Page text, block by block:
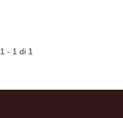
1 - 1 di 1